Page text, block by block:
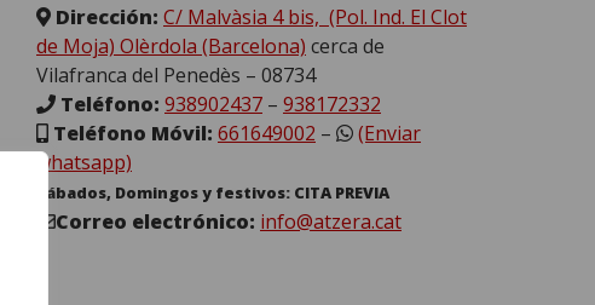
Dirección: C/ Malvàsia 4 bis, (Pol. Ind. El Clot
de Moja) Olèrdola (Barcelona) cerca de
Vilafranca del Penedès – 08734
Teléfono: 938902437 – 938172332
Teléfono Móvil: 661649002 –
(Enviar
whatsapp)
Sábados, Domingos y festivos: CITA PREVIA
Correo electrónico: info@atzera.cat